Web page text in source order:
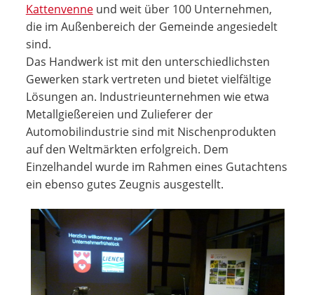
Kattenvenneund weit über 100 Unternehmen,
die im Außenbereich der Gemeinde angesiedelt
sind.
Das Handwerk ist mit den unterschiedlichsten
Gewerken stark vertreten und bietet vielfältige
Lösungen an. Industrie­unternehmen wie etwa
Metallgießereien und Zulieferer der
Automobilindustrie sind mit Nischenprodukten
auf den Weltmärkten erfolgreich. Dem
Einzelhandel wurde im Rahmen eines Gutachtens
ein ebenso gutes Zeugnis ausgestellt.